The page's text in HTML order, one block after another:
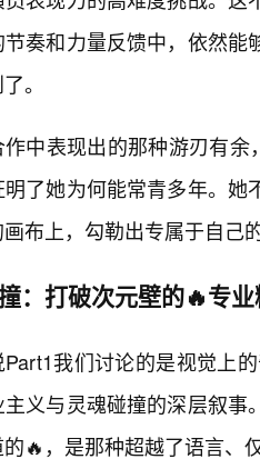
奏和力量反馈中，依然
。
中表现出的那种游刃有余
了她为何能常青多年。
布上，勾勒出专属于自己
：打破次元壁的🔥专
Part1我们讨论的是视觉上
义与灵魂碰撞的深层叙
🔥，是那种超越了语言、